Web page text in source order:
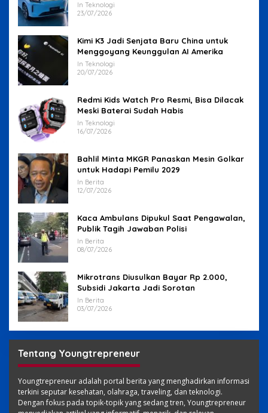
In Teknologi
23/07/2026
Kimi K3 Jadi Senjata Baru China untuk
Menggoyang Keunggulan AI Amerika
In Teknologi
20/07/2026
Redmi Kids Watch Pro Resmi, Bisa Dilacak
Meski Baterai Sudah Habis
In Teknologi
16/07/2026
Bahlil Minta MKGR Panaskan Mesin Golkar
untuk Hadapi Pemilu 2029
In Berita
12/07/2026
Kaca Ambulans Dipukul Saat Pengawalan,
Publik Tagih Jawaban Polisi
In Berita
08/07/2026
Mikrotrans Diusulkan Bayar Rp 2.000,
Subsidi Jakarta Jadi Sorotan
In Berita
03/07/2026
Tentang Youngtrepreneur
Youngtrepreneur adalah portal berita yang menghadirkan informasi
terkini seputar kesehatan, olahraga, traveling, dan teknologi.
Dengan fokus pada topik-topik yang sedang tren, Youngtrepreneur